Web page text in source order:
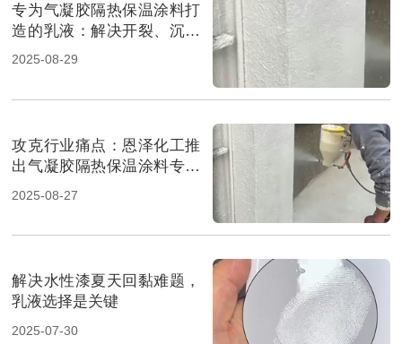
专为气凝胶隔热保温涂料打
造的乳液：解决开裂、沉淀
与粘结难题的终极方案
2025-08-29
攻克行业痛点：恩泽化工推
出气凝胶隔热保温涂料专用
乳液
2025-08-27
解决水性漆夏天回黏难题，
乳液选择是关键
2025-07-30